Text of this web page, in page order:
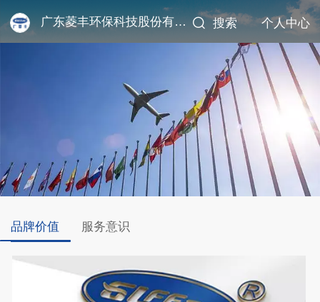
广东菱丰环保科技股份有限公司 搜索 个人中心
品牌价值 服务意识